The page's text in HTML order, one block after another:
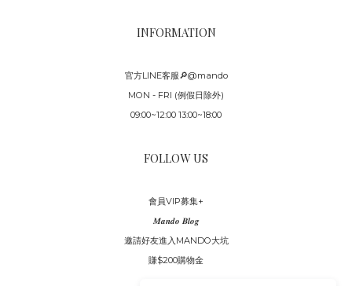
INFORMATION
官方LINE客服🔎@mando
MON - FRI (例假日除外)
09:00~12:00 13:00~18:00
FOLLOW US
會員VIP募集+
𝑴𝒂𝒏𝒅𝒐 𝑩𝒍𝒐𝒈
邀請好友進入MANDO大坑
賺$200購物金